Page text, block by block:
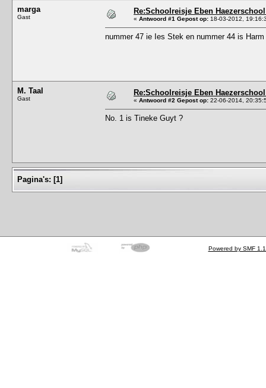
marga
Gast
Re:Schoolreisje Eben
« Antwoord #1 Gepost op: 18-03-2012,
nummer 47 ie Ies Stek en nummer 44 is
M. Taal
Gast
Re:Schoolreisje Eben
« Antwoord #2 Gepost op: 22-06-2014,
No. 1 is Tineke Guyt ?
Pagina's: [1]
Powered by SMF